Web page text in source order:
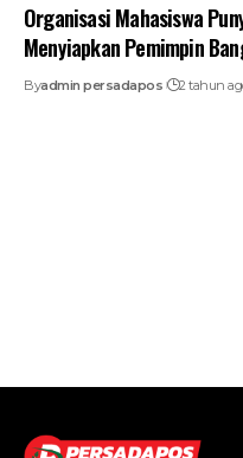
Organisasi Mahasiswa
Menyiapkan Pemimpin
Byadmin persadapos 2 tahun